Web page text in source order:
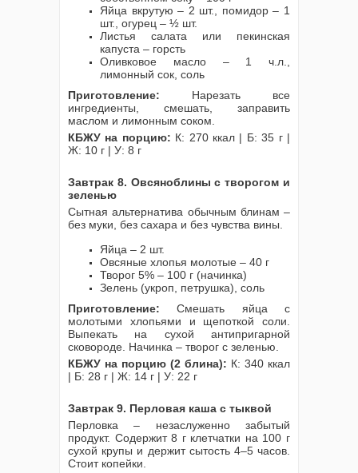
Яйца вкрутую – 2 шт., помидор – 1
шт., огурец – ½ шт.
Листья салата или пекинская
капуста – горсть
Оливковое масло – 1 ч.л.,
лимонный сок, соль
Приготовление: Нарезать все
ингредиенты, смешать, заправить
маслом и лимонным соком.
КБЖУ на порцию: К: 270 ккал | Б: 35 г |
Ж: 10 г | У: 8 г
Завтрак 8. Овсяноблины с творогом и
зеленью
Сытная альтернатива обычным блинам –
без муки, без сахара и без чувства вины.
Яйца – 2 шт.
Овсяные хлопья молотые – 40 г
Творог 5% – 100 г (начинка)
Зелень (укроп, петрушка), соль
Приготовление: Смешать яйца с
молотыми хлопьями и щепоткой соли.
Выпекать на сухой антипригарной
сковороде. Начинка – творог с зеленью.
КБЖУ на порцию (2 блина): К: 340 ккал
| Б: 28 г | Ж: 14 г | У: 22 г
Завтрак 9. Перловая каша с тыквой
Перловка – незаслуженно забытый
продукт. Содержит 8 г клетчатки на 100 г
сухой крупы и держит сытость 4–5 часов.
Стоит копейки.